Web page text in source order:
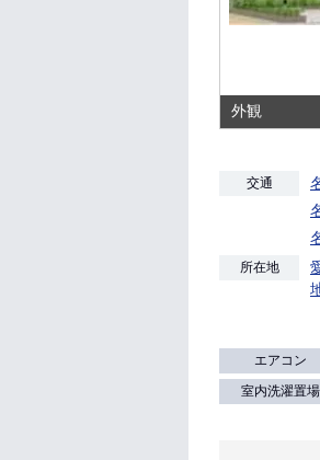
外観
交通
所在地
エアコン
室内洗濯置場